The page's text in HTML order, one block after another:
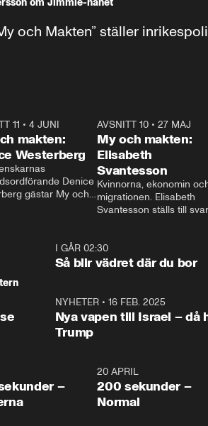
och Makten” ställer
23:40
11 •4 JUNI
makten:
Westerberg
Denice
gästar My och
AVSNITT 10 •27 MAJ
My och makten:
Elisabeth
Svantesson
Kvinnorna, ekonomin
migrationen. Elisabeth
Svantesson ställs till
I GÅR 02:30
Så blir vädret där du bor
NYHETER• 16 FEB. 2025
Nya vapen till Israel – då
Trump
4:23
–
20 APRIL
200 sekunder –
Normal